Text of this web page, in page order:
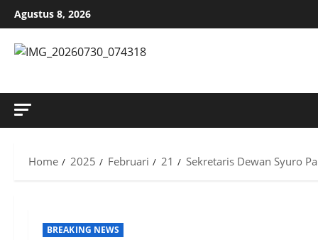
Skip
to
content
Agustus 8, 2026
Home 2025 Februari 21 Sekretaris Dewan Syuro
BREAKING NEWS